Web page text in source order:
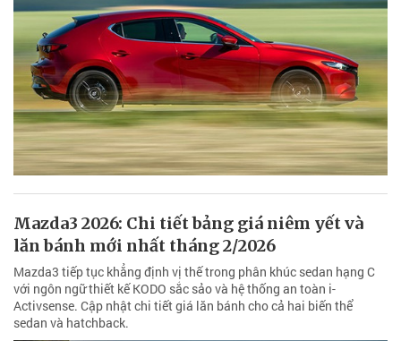
Mazda3 2026: Chi tiết bảng giá niêm yết và
lăn bánh mới nhất tháng 2/2026
Mazda3 tiếp tục khẳng định vị thế trong phân khúc sedan hạng C
với ngôn ngữ thiết kế KODO sắc sảo và hệ thống an toàn i-
Activsense. Cập nhật chi tiết giá lăn bánh cho cả hai biến thể
sedan và hatchback.